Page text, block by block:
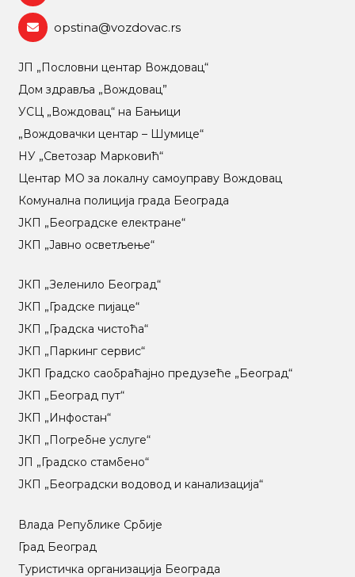
opstina@vozdovac.rs
ЈП „Пословни центар Вождовац“
Дом здравља „Вождовац”
УСЦ „Вождовац“ на Бањици
„Вождовачки центар – Шумице“
НУ „Светозар Марковић“
Центар МO за локалну самоуправу Вождовац
Комунална полиција града Београда
ЈКП „Београдске електране“
ЈКП „Јавно осветљење“
ЈКП „Зеленило Београд“
ЈКП „Градске пијаце“
ЈКП „Градска чистоћа“
ЈКП „Паркинг сервис“
ЈКП Градско саобраћајно предузеће „Београд“
ЈКП „Београд пут“
ЈКП „Инфостан“
ЈКП „Погребне услуге“
ЈП „Градско стамбено“
ЈКП „Београдски водовод и канализација“
Влада Републике Србије
Град Београд
Туристичка организација Београда